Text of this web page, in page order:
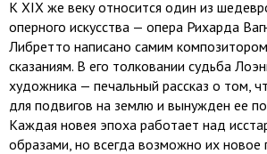
К XIX же веку относится один из
оперного искусства — опера Рихарда
Либретто написано самим
сказаниям. В его толковании судьба
художника — печальный рассказ о том,
для подвигов на землю и вынужден ее
Каждая новея эпоха работает над
образами, но всегда возможно их новое